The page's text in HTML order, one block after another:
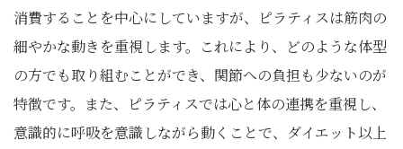
消費することを中心にしていますが、ピラティスは筋肉の
細やかな動きを重視します。これにより、どのような体型
の方でも取り組むことができ、関節への負担も少ないのが
特徴です。また、ピラティスでは心と体の連携を重視し、
意識的に呼吸を意識しながら動くことで、ダイエット以上